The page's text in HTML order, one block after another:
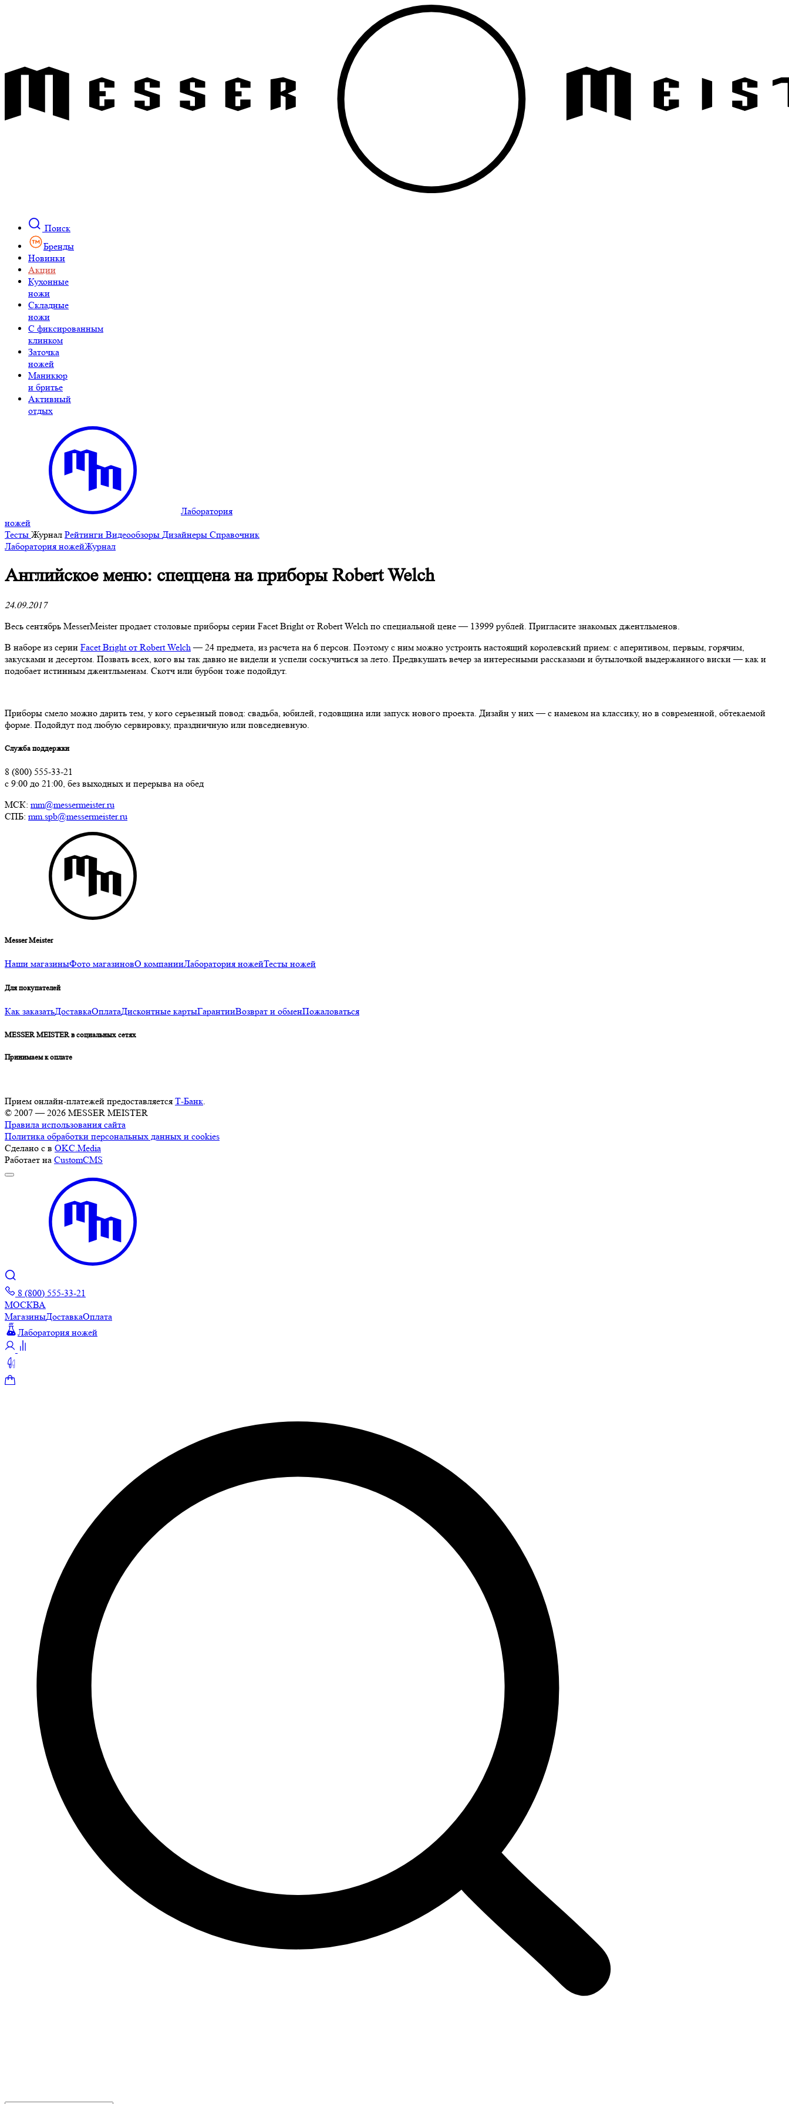
Поиск
Бренды
Новинки
Акции
Кухонные
ножи
Складные
ножи
C фиксированным
клинком
Заточка
ножей
Маникюр
и бритье
Активный
отдых
Лаборатория
ножей
Тесты Журнал Рейтинги Видеообзоры Дизайнеры Справочник
Лаборатория ножейЖурнал
​Английское меню: спеццена на приборы Robert Welch
24.09.2017
Весь сентябрь MesserMeister продает столовые приборы серии Facet Bright от Robert Welch по специальной цене — 13999 рублей. Пригласите знакомых джентльменов.
В наборе из серии Facet Bright от Robert Welch — 24 предмета, из расчета на 6 персон. Поэтому с ним можно устроить настоящий королевский прием: с аперитивом, первым, горячим,
закусками и десертом. Позвать всех, кого вы так давно не видели и успели соскучиться за лето. Предвкушать вечер за интересными рассказами и бутылочкой выдержанного виски — как и
подобает истинным джентльменам. Скотч или бурбон тоже подойдут.
Приборы смело можно дарить тем, у кого серьезный повод: свадьба, юбилей, годовщина или запуск нового проекта. Дизайн у них — с намеком на классику, но в современной, обтекаемой
форме. Подойдут под любую сервировку, праздничную или повседневную.
Служба поддержки
8 (800) 555-33-21
с 9:00 до 21:00, без выходных и перерыва на обед
МСК: mm@messermeister.ru
СПБ: mm.spb@messermeister.ru
Messer Meister
Наши магазиныФото магазиновО компанииЛаборатория ножейТесты ножей
Для покупателей
Как заказатьДоставкаОплатаДисконтные картыГарантииВозврат и обменПожаловаться
MESSER MEISTER в социальных сетях
Принимаем к оплате
Прием онлайн-платежей предоставляется Т-Банк.
© 2007 — 2026 MESSER MEISTER
Правила использования сайта
Политика обработки персональных данных и cookies
Сделано с в OKC.Media
Работает на CustomCMS
8 (800) 555-33-21
МОСКВА
МагазиныДоставкаОплата
Лаборатория ножей